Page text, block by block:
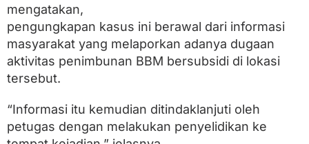
d
a
B
t
,
E
mengatakan,
pengungkapan kasus ini berawal dari informasi
masyarakat yang melaporkan adanya dugaan
aktivitas penimbunan BBM bersubsidi di lokasi
tersebut.
“Informasi itu kemudian ditindaklanjuti oleh
petugas dengan melakukan penyelidikan ke